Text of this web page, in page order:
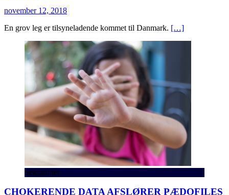
november 12, 2018
En grov leg er tilsyneladende kommet til Danmark. […]
Seksualitet
CHOKERENDE DATA AFSLØRER PÆDOFILES